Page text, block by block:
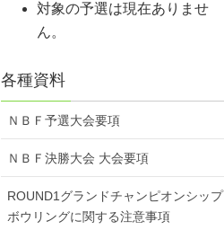
対象の予選は現在ありませ
ん。
各種資料
ＮＢＦ予選大会要項
ＮＢＦ決勝大会 大会要項
ROUND1グランドチャンピオンシップ
ボウリングに関する注意事項